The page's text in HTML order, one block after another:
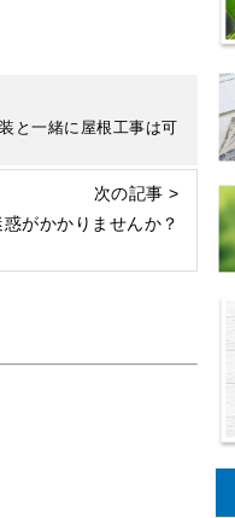
と一緒に屋根工事は可
次の記事 >
がかかりませんか？